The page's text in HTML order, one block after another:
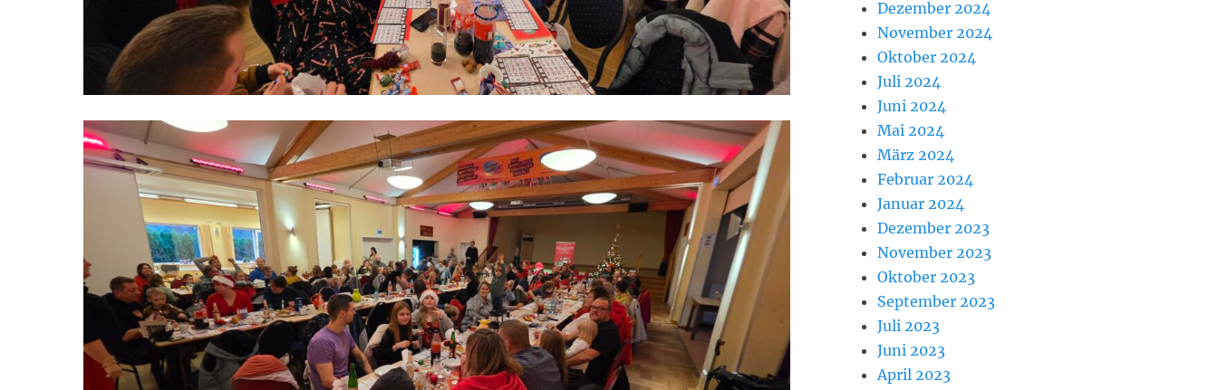
Dezember 2024
November 2024
Oktober 2024
Juli 2024
Juni 2024
Mai 2024
März 2024
Februar 2024
Januar 2024
Dezember 2023
November 2023
Oktober 2023
September 2023
Juli 2023
Juni 2023
April 2023